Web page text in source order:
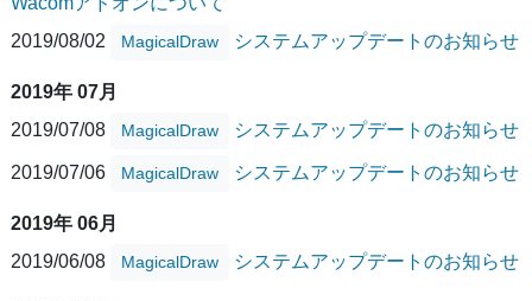
2019/08/02
MagicalDraw システムアップデートのお知らせ
2019年 07月
2019/07/08
MagicalDraw システムアップデートのお知らせ
2019/07/06 MagicalDraw システムアップデートのお知らせ
2019年 06月
2019/06/08
MagicalDraw システムアップデートのお知らせ